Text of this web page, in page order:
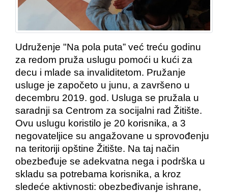
Udruženje "Na pola puta” već treću godinu
za redom pruža uslugu pomoći u kući za
decu i mlade sa invaliditetom. Pružanje
usluge je započeto u junu, a završeno u
decembru 2019. god. Usluga se pružala u
saradnji sa Centrom za socijalni rad Žitište.
Ovu uslugu koristilo je 20 korisnika, a 3
negovateljice su angažovane u sprovođenju
na teritoriji opštine Žitište. Na taj način
obezbeđuje se adekvatna nega i podrška u
skladu sa potrebama korisnika, a kroz
sledeće aktivnosti: obezbeđivanje ishrane,